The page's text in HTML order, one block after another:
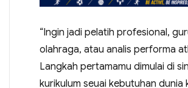
“Ingin jadi pelatih profesional,
olahraga, atau analis performa
Langkah pertamamu dimulai di
kurikulum seuai kebutuhan dunia